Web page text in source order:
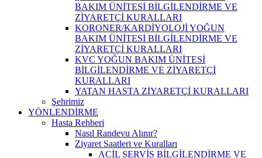
BAKIM ÜNİTESİ BİLGİLENDİRME VE
ZİYARETÇİ KURALLARI
KORONER/KARDİYOLOJİ YOĞUN
BAKIM ÜNİTESİ BİLGİLENDİRME VE
ZİYARETÇİ KURALLARI
KVC YOĞUN BAKIM ÜNİTESİ
BİLGİLENDİRME VE ZİYARETÇİ
KURALLARI
YATAN HASTA ZİYARETÇİ KURALLARI
Şehrimiz
YÖNLENDİRME
Hasta Rehberi
Nasıl Randevu Alınır?
Ziyaret Saatleri ve Kuralları
ACİL SERVİS BİLGİLENDİRME VE